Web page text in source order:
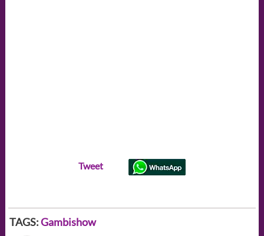
Tweet
TAGS:Gambishow